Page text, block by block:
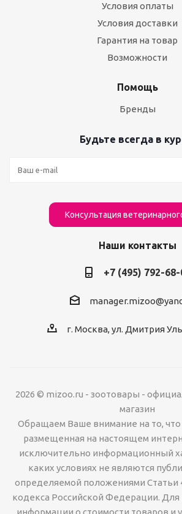
Условия оплаты
Условия доставки
Гарантия на товар
Возможности
Помощь
Бренды
Будьте всегда в
Консультация
Наши контакты
+7 (495) 792-68-
г. Москва, ул. Дмитрия
2026 © mizoo.ru - зоотовары -
магазин
Обращаем Ваше внимание на то,
размещенная на настоящем
исключительно информационный
каких условиях не являются
определяемой положениями Статьи
кодекса Российской Федерации. Для
информации о стоимости товаров и